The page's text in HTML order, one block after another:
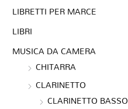
LIBRETTI PER MARCE
LIBRI
MUSICA DA CAMERA
CHITARRA
CLARINETTO
CLARINETTO BASSO